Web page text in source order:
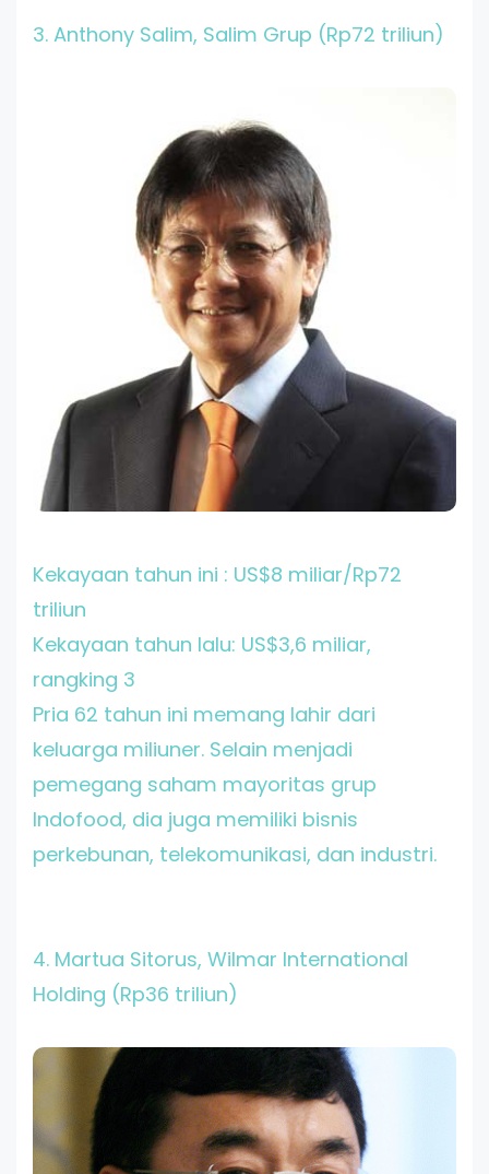
3. Anthony Salim, Salim Grup (Rp72 triliun)
Kekayaan tahun ini : US$8 miliar/Rp72
triliun
Kekayaan tahun lalu: US$3,6 miliar,
rangking 3
Pria 62 tahun ini memang lahir dari
keluarga miliuner. Selain menjadi
pemegang saham mayoritas grup
Indofood, dia juga memiliki bisnis
perkebunan, telekomunikasi, dan industri.
4. Martua Sitorus, Wilmar International
Holding (Rp36 triliun)